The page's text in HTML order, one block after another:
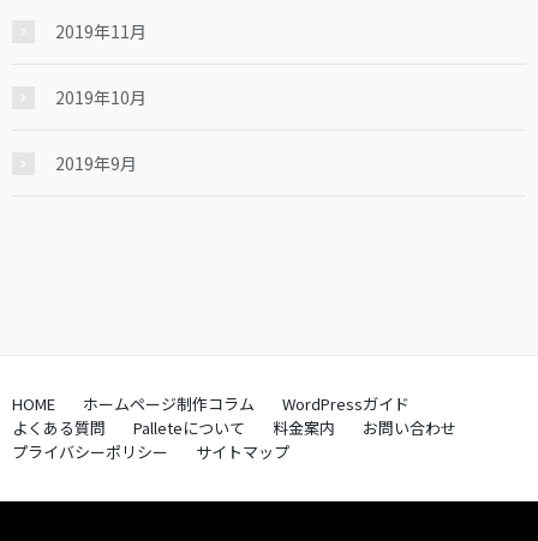
2019年11月
2019年10月
2019年9月
HOME ホームページ制作コラム
WordPressガイド
よくある質問
Palleteについて 料金案内
お問い合わせ
プライバシーポリシー
サイトマップ